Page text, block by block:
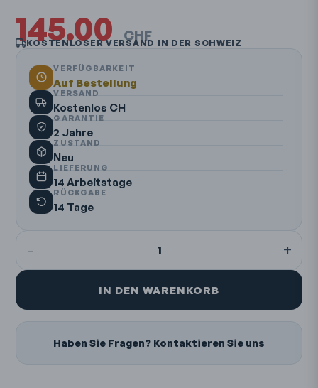
145.00 CHF
KOSTENLOSER VERSAND IN DER SCHWEIZ
VERFÜGBARKEIT
Auf Bestellung
VERSAND
Kostenlos CH
GARANTIE
2 Jahre
ZUSTAND
Neu
LIEFERUNG
14 Arbeitstage
RÜCKGABE
14 Tage
- 1 +
IN DEN WARENKORB
Haben Sie Fragen? Kontaktieren Sie uns